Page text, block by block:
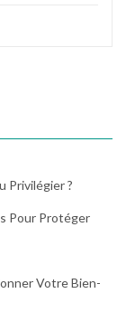
Privilégier ?
Pour Protéger
Votre Bien-